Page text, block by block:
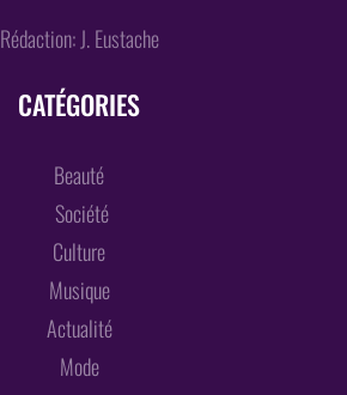
Rédaction: J. Eustache
CATÉGORIES
Beauté
Société
Culture
Musique
Actualité
Mode